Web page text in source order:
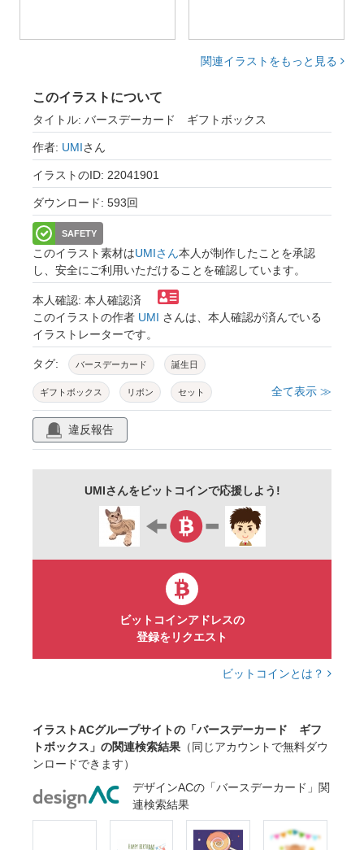
関連イラストをもっと見る
このイラストについて
タイトル: バースデーカード ギフトボックス
作者: UMIさん
イラストのID: 22041901
ダウンロード: 593回
SAFETY
このイラスト素材はUMIさん本人が制作したことを承認
し、安全にご利用いただけることを確認しています。
本人確認: 本人確認済
このイラストの作者 UMI さんは、本人確認が済んでいる
イラストレーターです。
タグ: バースデーカード 誕生日
ギフトボックス リボン セット
ラッピングペーパー
ハート 星 手描き おしゃれ
クリスマス 手書き
全て表示 ≫
違反報告
UMIさんをビットコインで応援しよう!
ビットコインアドレスの
登録をリクエスト
ビットコインとは？
イラストACグループサイトの「バースデーカード ギフ
トボックス」の関連検索結果 （同じアカウントで無料ダウ
ンロードできます）
デザインACの「バースデーカード」関
連検索結果